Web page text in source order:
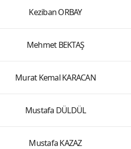
Keziban ORBAY
Mehmet BEKTAŞ
Murat Kemal KARACAN
Mustafa DÜLDÜL
Mustafa KAZAZ